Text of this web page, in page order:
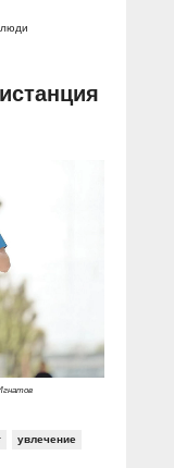
увлечение